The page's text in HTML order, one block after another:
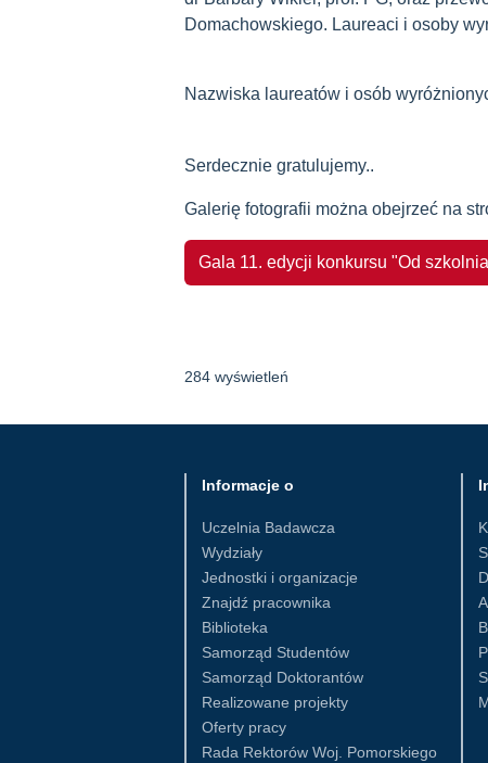
Domachowskiego. Laureaci i osoby
Nazwiska laureatów i osób
Serdecznie gratulujemy..
Galerię fotografii można obejrzeć na
Gala 11. edycji konkursu "Od
284 wyświetleń
Informacje o
Uczelnia Badawcza
Wydziały
Jednostki i organizacje
Znajdź pracownika
Biblioteka
Samorząd Studentów
Samorząd Doktorantów
Realizowane projekty
Oferty pracy
Rada Rektorów Woj. Pomorskiego